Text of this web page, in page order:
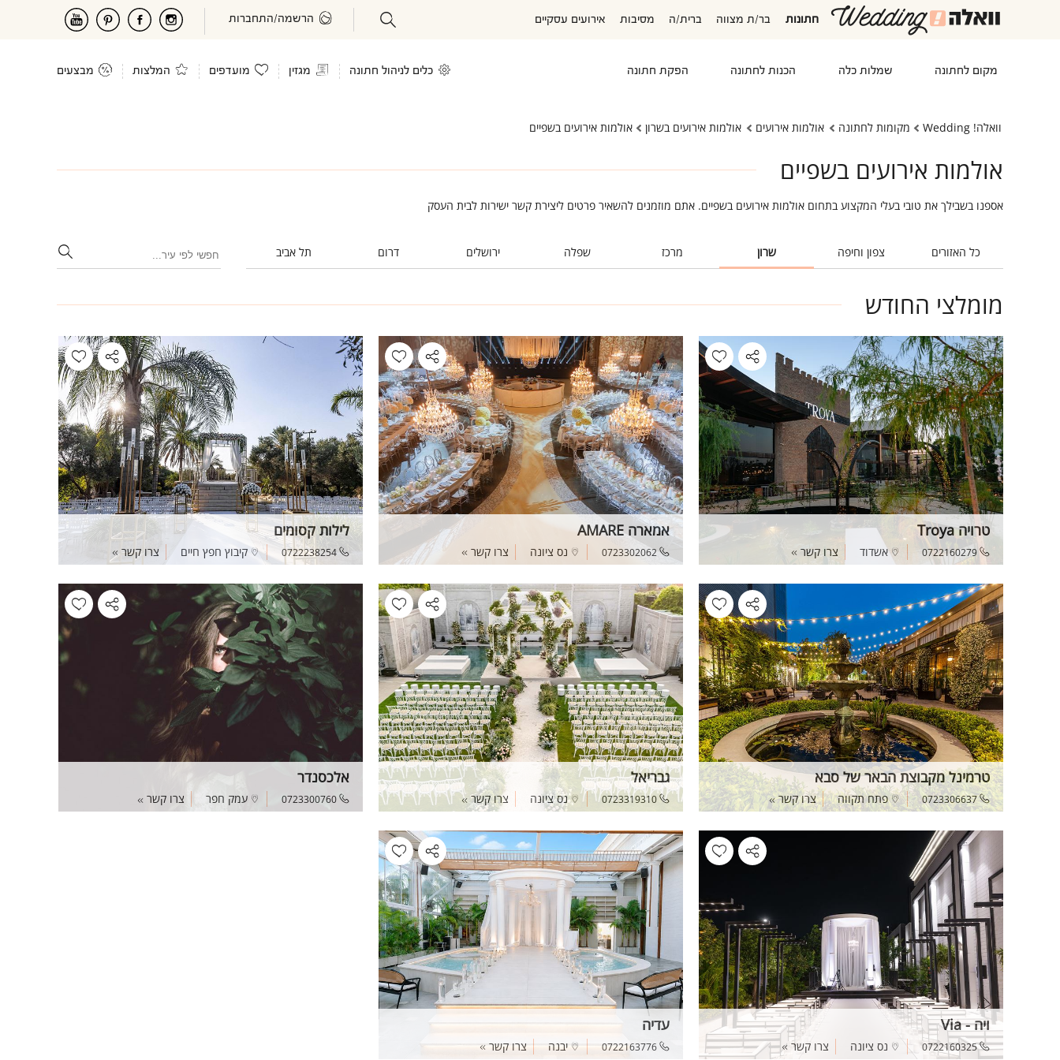
חתונות בר/ת מצווה ברית/ה מסיבות אירועים עסקיים הרשמה/התחברות
מקום לחתונה שמלות כלה הכנות לחתונה הפקת חתונה כלים לניהול חתונה מגזין מועדפים המלצות מבצעים
וואלה! Wedding מקומות לחתונה אולמות אירועים אולמות אירועים בשרון אולמות אירועים בשפיים
אולמות אירועים בשפיים
אספנו בשבילך את טובי בעלי המקצוע בתחום אולמות אירועים בשפיים. אתם מוזמנים להשאיר פרטים ליצירת קשר ישירות לבית העסק
כל האזורים צפון וחיפה שרון מרכז שפלה ירושלים דרום תל אביב
מומלצי החודש
טרויה Troya
0722160279 אשדוד צרו קשר
אמארה AMARE
0723302062 נס ציונה צרו קשר
לילות קסומים
0722238254 קיבוץ חפץ חיים צרו קשר
טרמינל מקבוצת הבאר של סבא
0723306637 פתח תקווה צרו קשר
גבריאל
0723319310 נס ציונה צרו קשר
אלכסנדר
0723300760 עמק חפר צרו קשר
ויה - Via
0722160325 נס ציונה צרו קשר
עדיה
0722163776 יבנה צרו קשר